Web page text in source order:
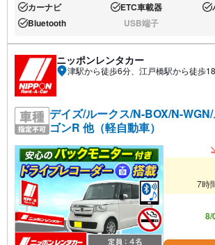
あり:カーナビ あり:ETC車載器 あ
あり:Bluetooth なし:USB端子
ニッポンレンタカー
津駅から徒歩6分、江戸橋駅から徒歩
デイズ/ルークス/N-BOX/N-
ゴンR 他（軽自動車）
7時
8/